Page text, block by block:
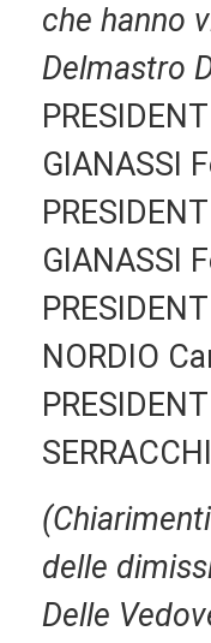
che hanno
Delmastro
GIANASSI
GIANASSI
NORDIO
delle
Delle